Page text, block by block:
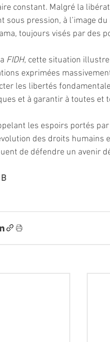
constant. Malgré la
sous pression, à l’image
toujours visés par des
FIDH, cette situation
exprimées
les libertés
et à garantir à toutes et
les espoirs portés
des droits humains
de défendre un avenir